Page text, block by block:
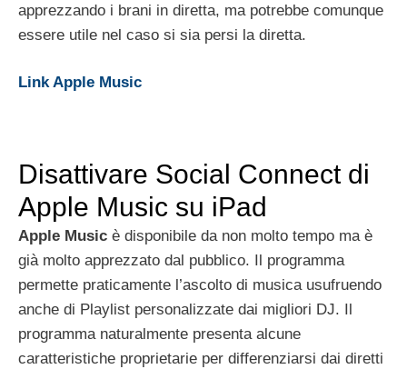
apprezzando i brani in diretta, ma potrebbe comunque
essere utile nel caso si sia persi la diretta.
Link Apple Music
Disattivare Social Connect di
Apple Music su iPad
Apple Music è disponibile da non molto tempo ma è
già molto apprezzato dal pubblico. Il programma
permette praticamente l’ascolto di musica usufruendo
anche di Playlist personalizzate dai migliori DJ. Il
programma naturalmente presenta alcune
caratteristiche proprietarie per differenziarsi dai diretti